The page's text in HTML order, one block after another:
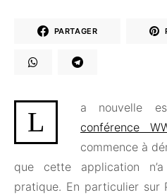
PARTAGER
L
a nouvelle
conférence
commence à
que cette application
pratique. En particulier sur